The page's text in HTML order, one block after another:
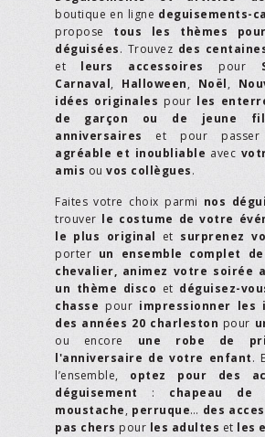
boutique en ligne deguisements-
propose tous les thèmes
déguisées. Trouvez des
et leurs accessoires pour
Carnaval, Halloween, Noël,
idées originales pour les
de garçon ou de jeune
anniversaires et pour passer
agréable et inoubliable avec
amis ou vos collègues.
Faites votre choix parmi nos
trouver le costume de votre
le plus original et surprenez
porter un ensemble complet
chevalier, animez votre soirée
un thème disco et déguisez-
chasse pour impressionner les
des années 20 charleston pour
ou encore une robe de
l'anniversaire de votre enfant.
l’ensemble, optez pour des
déguisement : chapeau de
moustache, perruque… des
pas chers pour les adultes et les